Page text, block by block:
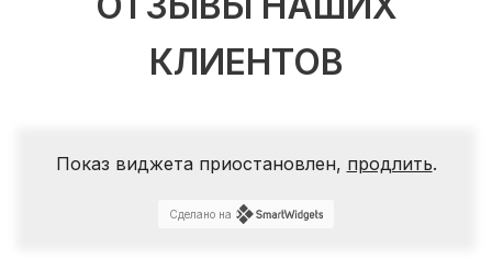
КЛИЕНТОВ
Показ виджета приостановлен, продлить.
Сделано на